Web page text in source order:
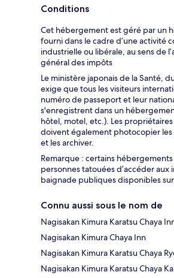
Conditions
Cet hébergement est géré par un
fourni dans le cadre d’une activité
industrielle ou libérale, au sens de
général des impôts
Le ministère japonais de la Santé,
exige que tous les visiteurs
numéro de passeport et leur
s'enregistrent dans un
hôtel, motel, etc.). Les
doivent également photocopier les
et les archiver.
Remarque : certains
personnes tatouées d’accéder aux
baignade publiques disponibles
Connu aussi sous le nom de
Nagisakan Kimura Karatsu Chaya
Nagisakan Kimura Chaya Inn
Nagisakan Kimura Karatsu Chaya
Nagisakan Kimura Karatsu Chaya